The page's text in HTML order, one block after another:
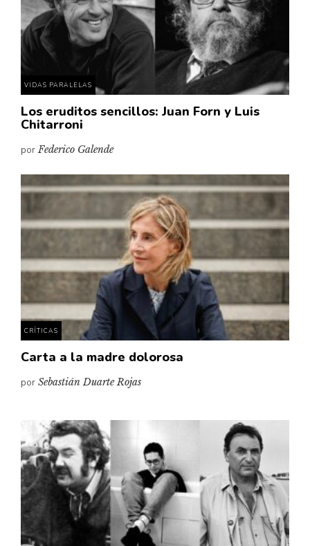
VIDAS PARALELAS
Los eruditos sencillos: Juan Forn y Luis
Chitarroni
porFederico Galende
CRÍTICAS
Carta a la madre dolorosa
por Sebastián Duarte Rojas